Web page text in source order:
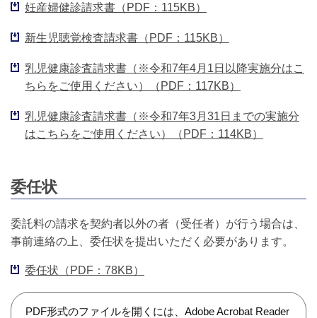
妊産婦健診請求書（PDF：115KB）
新生児聴覚検査請求書（PDF：115KB）
乳児健康診査請求書（※令和7年4月1日以降実施分はこ
ちらをご使用ください）（PDF：117KB）
乳児健康診査請求書（※令和7年3月31日までの実施分
はこちらをご使用ください）（PDF：114KB）
委任状
委託料の請求を契約者以外の者（受任者）が行う場合は、
事前連絡の上、委任状を提出いただく必要があります。
委任状（PDF：78KB）
PDF形式のファイルを開くには、Adobe Acrobat Reader